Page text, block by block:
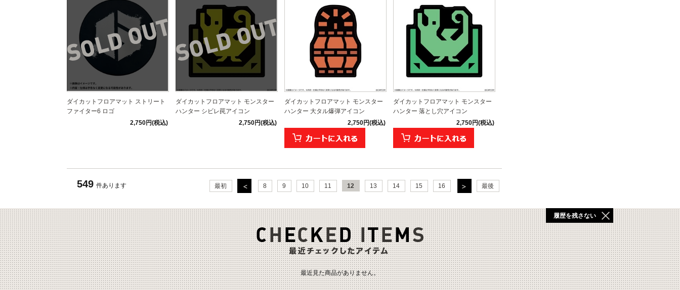
ダイカットフロアマット ストリート
ファイター6 ロゴ
2,750円(税込)
ダイカットフロアマット モンスター
ハンター シビレ罠アイコン
2,750円(税込)
ダイカットフロアマット モンスター
ハンター 大タル爆弾アイコン
2,750円(税込)
ダイカットフロアマット モンスター
ハンター 落とし穴アイコン
2,750円(税込)
549 件あります 最初 8 9 10 11 12 13 14 15 16 最後
最近見た商品がありません。
履歴を残さない